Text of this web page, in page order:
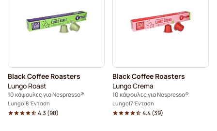
Black Coffee Roasters
Lungo Roast
10 κάψουλες για Nespresso®
Lungo 8 Ένταση
4.3 (98)
Black Coffee Roasters
Lungo Crema
10 κάψουλες για Nespresso®
Lungo 7 Ένταση
4.4(39)